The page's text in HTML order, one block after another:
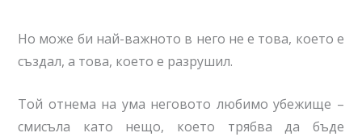
Но може би най-важното в него не е това, което е
създал, а това, което е разрушил.
Той отнема на ума неговото любимо убежище –
смисъла като нещо, което трябва да бъде